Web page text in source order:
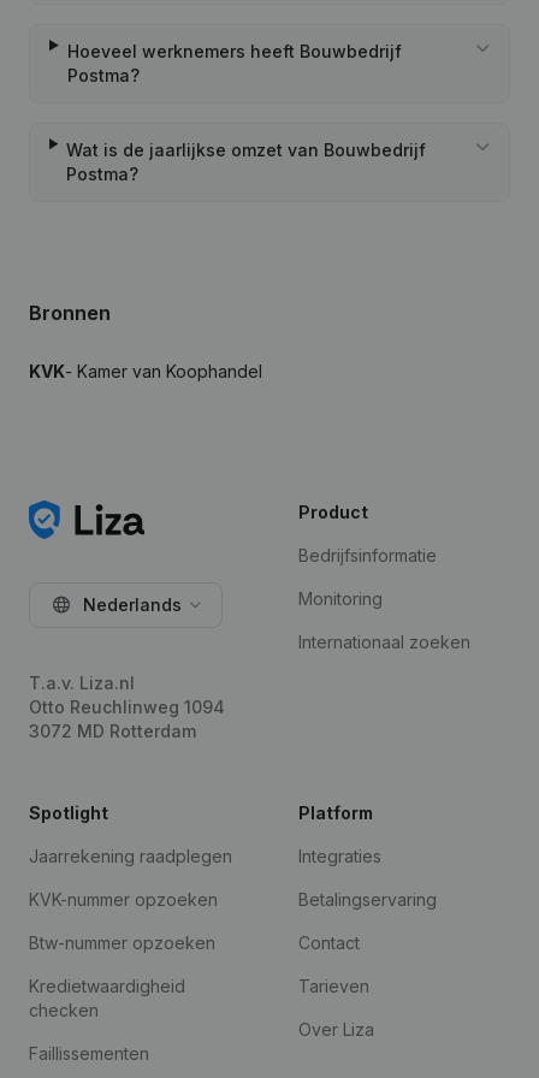
Hoeveel werknemers heeft Bouwbedrijf
Postma?
Wat is de jaarlijkse omzet van Bouwbedrijf
Postma?
Bronnen
KVK- Kamer van Koophandel
Nederlands
T.a.v. Liza.nl
Otto Reuchlinweg 1094
3072 MD Rotterdam
Product
Bedrijfsinformatie
Monitoring
Internationaal zoeken
Spotlight
Jaarrekening raadplegen
KVK-nummer opzoeken
Btw-nummer opzoeken
Kredietwaardigheid
checken
Faillissementen
Platform
Integraties
Betalingservaring
Contact
Tarieven
Over Liza